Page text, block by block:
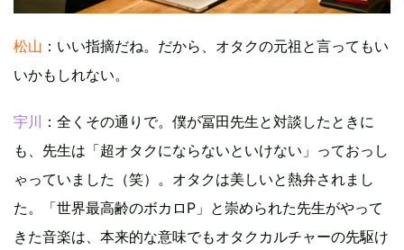
松山 ：いい指摘だね。だから、オタクの元祖と言ってもい
いかもしれない。
宇川 ：全くその通りで。僕が冨田先生と対談したときに
も、先生は「超オタクにならないといけない」っておっし
ゃっていました（笑）。オタクは美しいと熱弁されまし
た。「世界最高齢のボカロP」と崇められた先生がやって
きた音楽は、本来的な意味でもオタクカルチャーの先駆け